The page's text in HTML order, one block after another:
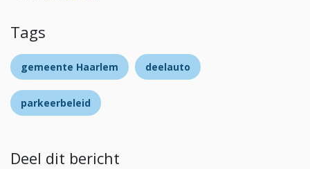
Tags
gemeente Haarlem deelauto
parkeerbeleid
Deel dit bericht